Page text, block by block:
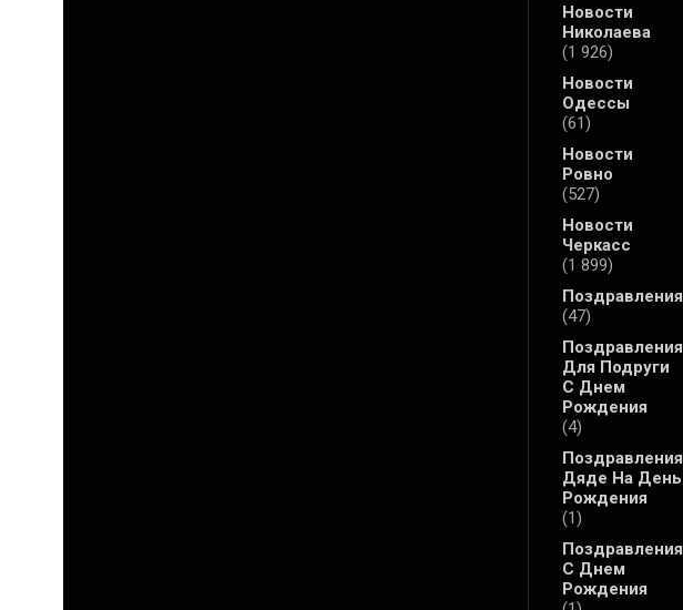
Новости
Николаева
(1 926)
Новости
Одессы
(61)
Новости
Ровно
(527)
Новости
Черкасс
(1 899)
Поздравления
(47)
Поздравления
Для Подруги
С Днем
Рождения
(4)
Поздравления
Дяде На День
Рождения
(1)
Поздравления
С Днем
Рождения